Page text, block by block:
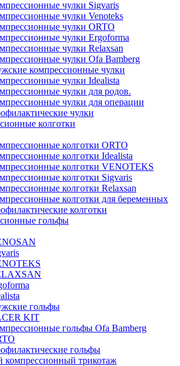
чулки Sigvaris
чулки Venoteks
чулки ORTO
чулки Ergoforma
чулки Relaxsan
чулки Ofa Bamberg
компрессионные чулки
чулки Idealista
чулки для родов.
чулки для операции
чулки
колготки
колготки ORTO
колготки Idealista
колготки VENOTEKS
колготки Sigvaris
колготки Relaxsan
колготки для беременных
колготки
гольфы
гольфы
KIT
гольфы Ofa Bamberg
гольфы
компрессионный трикотаж